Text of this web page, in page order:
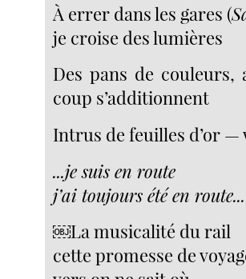
À errer dans les gares (
je croise des lumières
Des pans de
coup s’additionnent
Intrus de feuilles d’or —
...je suis en route
j’ai toujours été en route...
￼La musicalité du rail
cette promesse de